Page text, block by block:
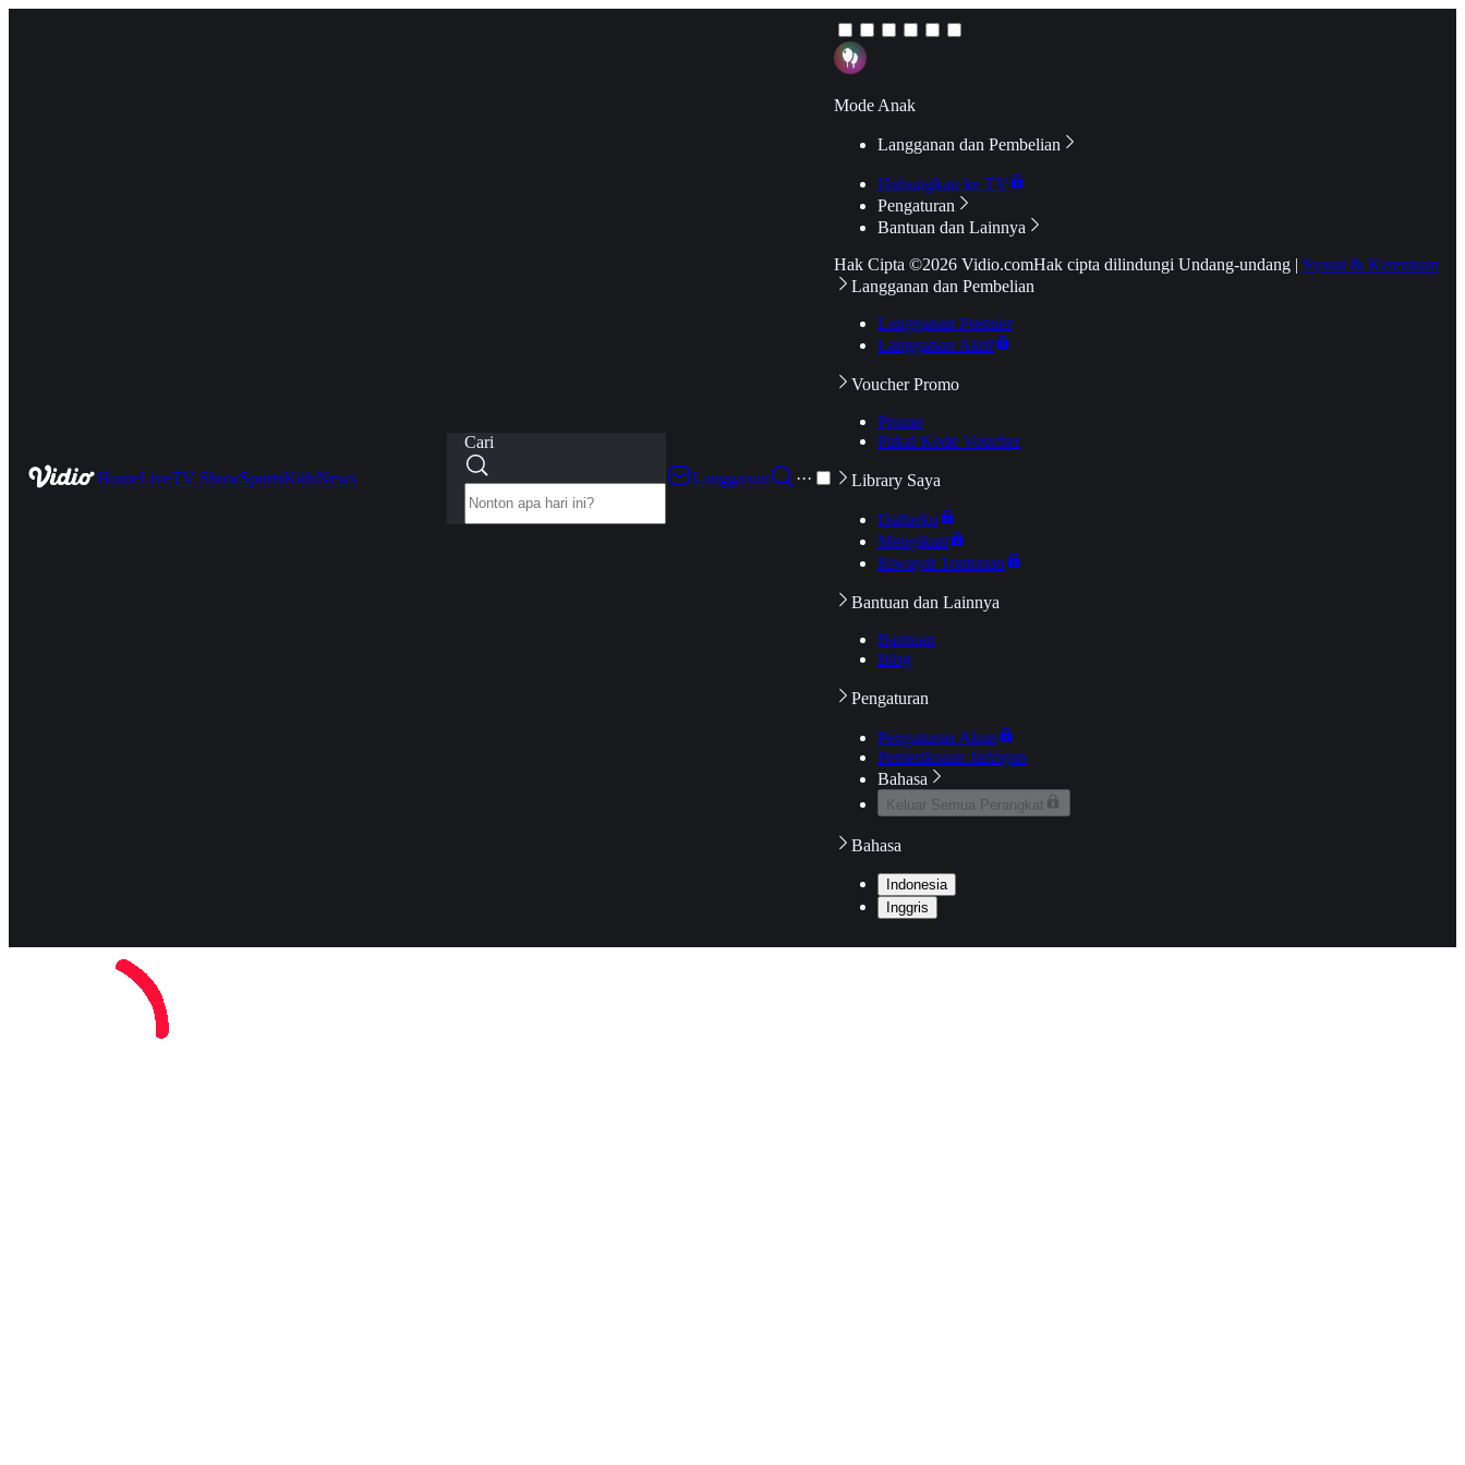
HomeLiveTV ShowSportsKidsNews
Cari
Langganan
···
Mode Anak
Langganan dan Pembelian
Hubungkan ke TV
Pengaturan
Bantuan dan Lainnya
Hak Cipta ©2026 Vidio.comHak cipta dilindungi Undang-undang | Syarat & Ketentuan
Langganan dan Pembelian
Langganan Premier
Langganan Aktif
Voucher Promo
Promo
Pakai Kode Voucher
Library Saya
Daftarku
Mengikuti
Riwayat Tontonan
Bantuan dan Lainnya
Bantuan
Blog
Pengaturan
Pengaturan Akun
Pemeriksaan Jaringan
Bahasa
Keluar Semua Perangkat
Bahasa
Indonesia
Inggris